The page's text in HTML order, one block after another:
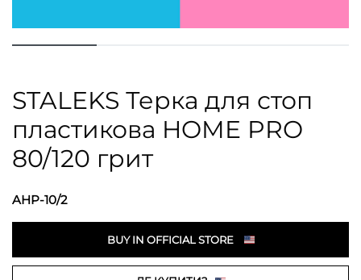
STALEKS Терка для стоп
пластикова HOME PRO
80/120 грит
AHP-10/2
BUY IN OFFICIAL STORE